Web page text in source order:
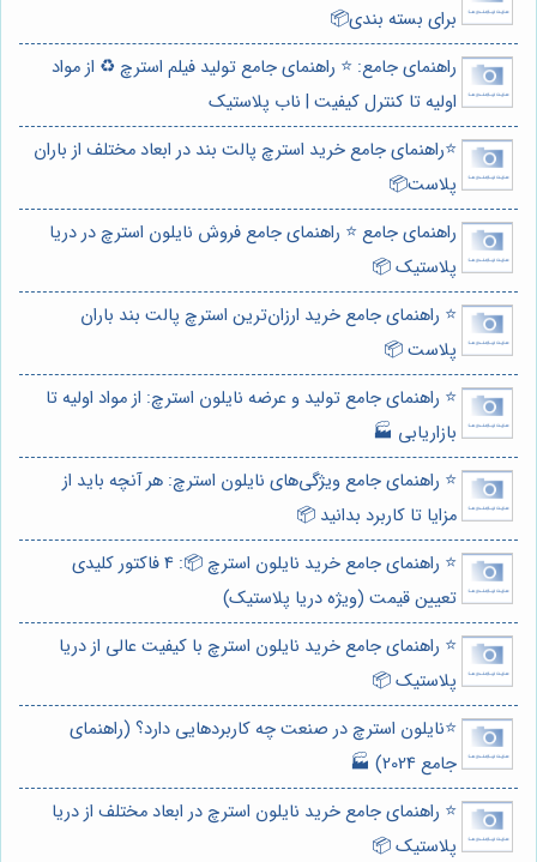
برای بسته بندی📦
راهنمای جامع: ⭐️ راهنمای جامع تولید فیلم استرچ ♻️ از مواد
اولیه تا کنترل کیفیت | ناب پلاستیک
⭐️راهنمای جامع خرید استرچ پالت بند در ابعاد مختلف از باران
پلاست📦
راهنمای جامع ⭐️ راهنمای جامع فروش نایلون استرچ در دریا
پلاستیک 📦
⭐️ راهنمای جامع خرید ارزان‌ترین استرچ پالت بند باران
پلاست 📦
⭐️ راهنمای جامع تولید و عرضه نایلون استرچ: از مواد اولیه تا
بازاریابی 🏭
⭐️ راهنمای جامع ویژگی‌های نایلون استرچ: هر آنچه باید از
مزایا تا کاربرد بدانید 📦
⭐️ راهنمای جامع خرید نایلون استرچ 📦: 4 فاکتور کلیدی
تعیین قیمت (ویژه دریا پلاستیک)
⭐️ راهنمای جامع خرید نایلون استرچ با کیفیت عالی از دریا
پلاستیک 📦
⭐️نایلون استرچ در صنعت چه کاربردهایی دارد؟ (راهنمای
جامع 2024) 🏭
⭐️ راهنمای جامع خرید نایلون استرچ در ابعاد مختلف از دریا
پلاستیک 📦